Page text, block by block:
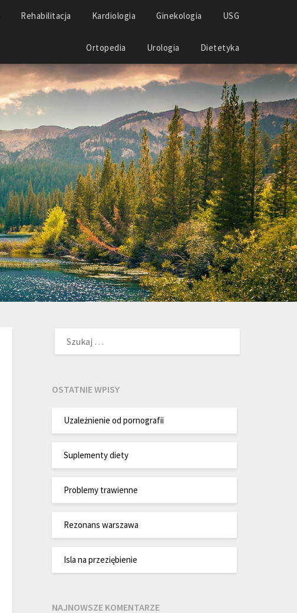
Rehabilitacja Kardiologia Ginekologia USG
Ortopedia Urologia Dietetyka
OSTATNIE WPISY
Uzależnienie od pornografii
Suplementy diety
Problemy trawienne
Rezonans warszawa
Isla na przeziębienie
NAJNOWSZE KOMENTARZE